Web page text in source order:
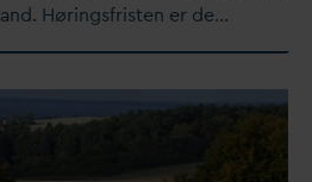
and. Høringsfristen er de…